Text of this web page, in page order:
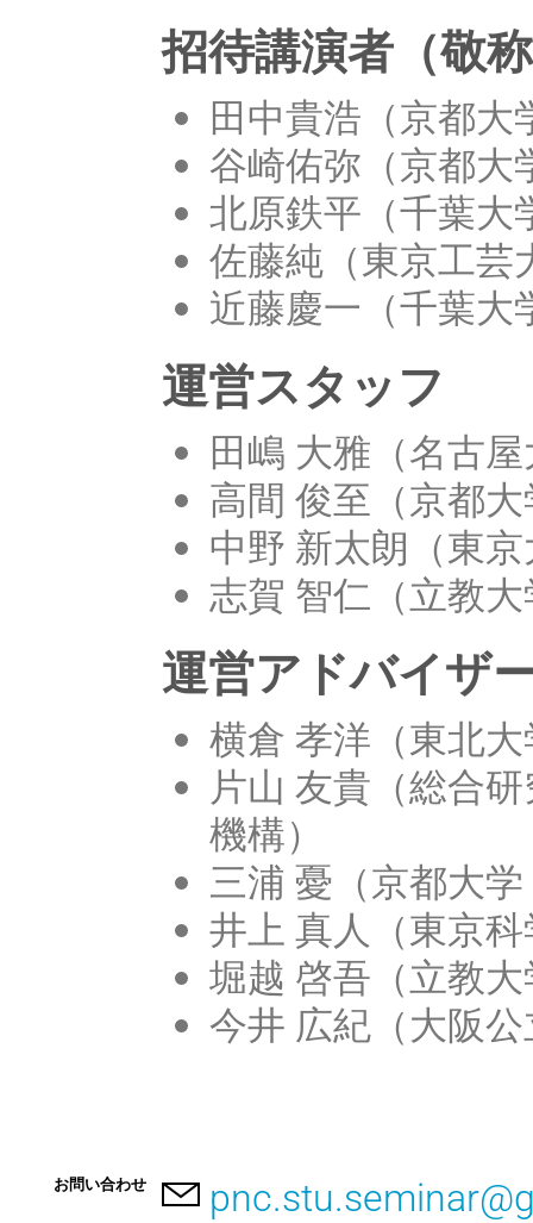
招待講演者（敬
田中貴浩（京都大
谷崎佑弥（京都大
北原鉄平（千葉大
佐藤純（東京工芸
近藤慶一（千葉大
運営スタッフ
田嶋 大雅（名古
高間 俊至（京都
中野 新太朗（東
志賀 智仁（立教
運営アドバイザ
横倉 孝洋（東北
片山 友貴（総合
機構）
三浦 憂（京都大
井上 真人（東京
堀越 啓吾（立教
今井 広紀（大阪
お問い合わせ